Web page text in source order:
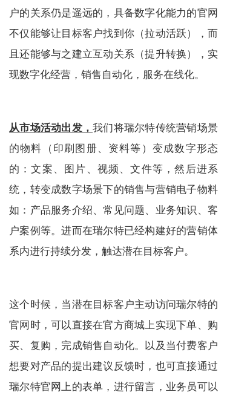
户的关系仍是遥远的，具备数字化能力的官网
不仅能够让目标客户找到你（拉动活跃），而
且还能够与之建立互动关系（提升转换），实
现数字化经营，销售自动化， 服务在线化。
从市场活动出发，我们将瑞尔特传统营销场景
的物料（印刷图册、资料等）变成数字形态
的：文案、图片、视频、文件等，然后进系
统，转变成数字场景下的销售与营销电子物料
如：产品服务介绍、常见问题、业务知识、客
户案例等。进而在瑞尔特已经构建好的营销体
系内进行持续分发，触达潜在目标客户。
这个时候，当潜在目标客户主动访问瑞尔特的
官网时，可以直接在官方商城上实现下单、购
买、复购，完成销售自动化。以及当付费客户
想要对产品的提出建议反馈时，也可直接通过
瑞尔特官网上的表单，进行留言，业务员可以